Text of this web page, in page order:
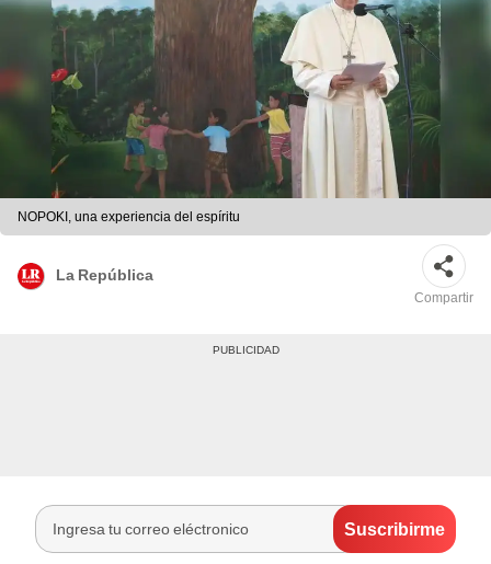
NOPOKI, una experiencia del espíritu
La República
Compartir